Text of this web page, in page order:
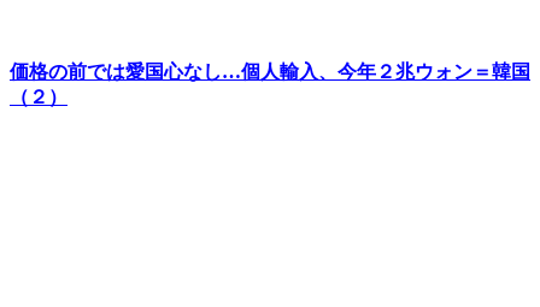
価格の前では愛国心なし…個人輸入、今年２兆ウォン＝韓国
（２）